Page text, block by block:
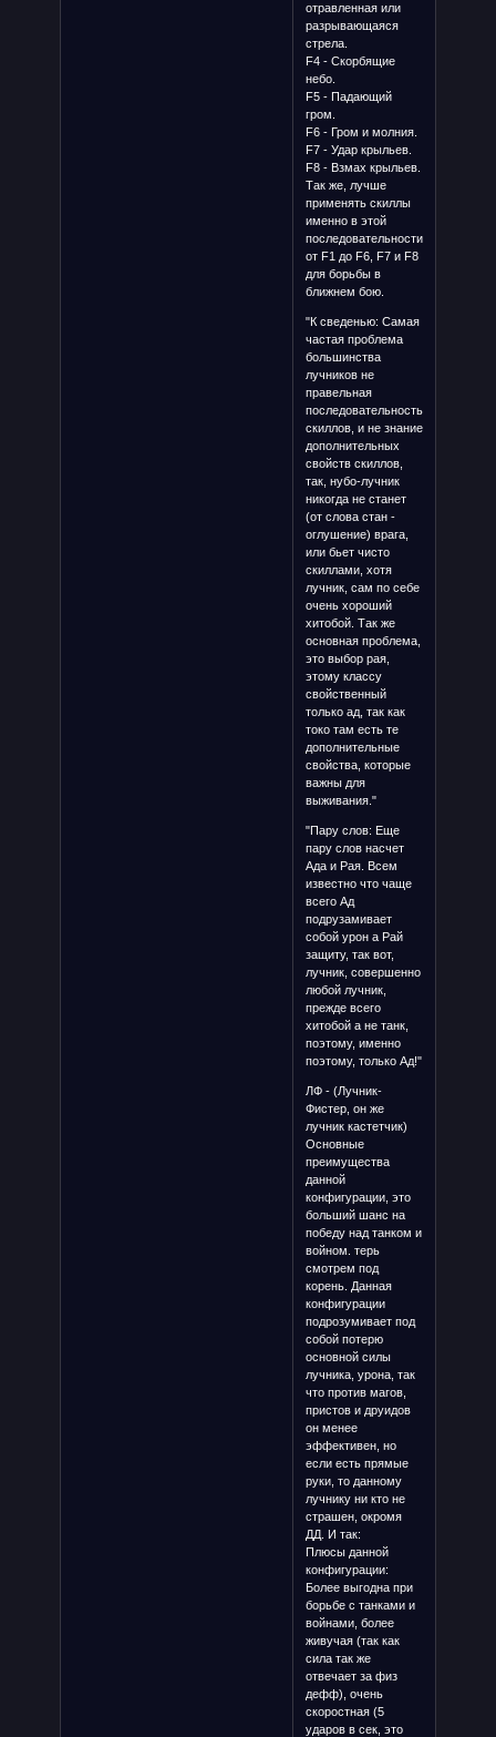
отравленная или
разрывающаяся
стрела.
F4 - Скорбящие
небо.
F5 - Падающий
гром.
F6 - Гром и молния.
F7 - Удар крыльев.
F8 - Взмах крыльев.
Так же, лучше
применять скиллы
именно в этой
последовательности
от F1 до F6, F7 и F8
для борьбы в
ближнем бою.
"К сведенью: Самая
частая проблема
большинства
лучников не
правельная
последовательность
скиллов, и не знание
дополнительных
свойств скиллов,
так, нубо-лучник
никогда не станет
(от слова стан -
оглушение) врага,
или бьет чисто
скиллами, хотя
лучник, сам по себе
очень хороший
хитобой. Так же
основная проблема,
это выбор рая,
этому классу
свойственный
только ад, так как
токо там есть те
дополнительные
свойства, которые
важны для
выживания."
"Пару слов: Еще
пару слов насчет
Ада и Рая. Всем
известно что чаще
всего Ад
подрузамивает
собой урон а Рай
защиту, так вот,
лучник, совершенно
любой лучник,
прежде всего
хитобой а не танк,
поэтому, именно
поэтому, только Ад!"
ЛФ - (Лучник-
Фистер, он же
лучник кастетчик)
Основные
преимущества
данной
конфигурации, это
больший шанс на
победу над танком и
войном. терь
смотрем под
корень. Данная
конфигурации
подрозумивает под
собой потерю
основной силы
лучника, урона, так
что против магов,
пристов и друидов
он менее
эффективен, но
если есть прямые
руки, то данному
лучнику ни кто не
страшен, окромя
ДД. И так:
Плюсы данной
конфигурации:
Более выгодна при
борьбе с танками и
войнами, более
живучая (так как
сила так же
отвечает за физ
дефф), очень
скоростная (5
ударов в сек, это